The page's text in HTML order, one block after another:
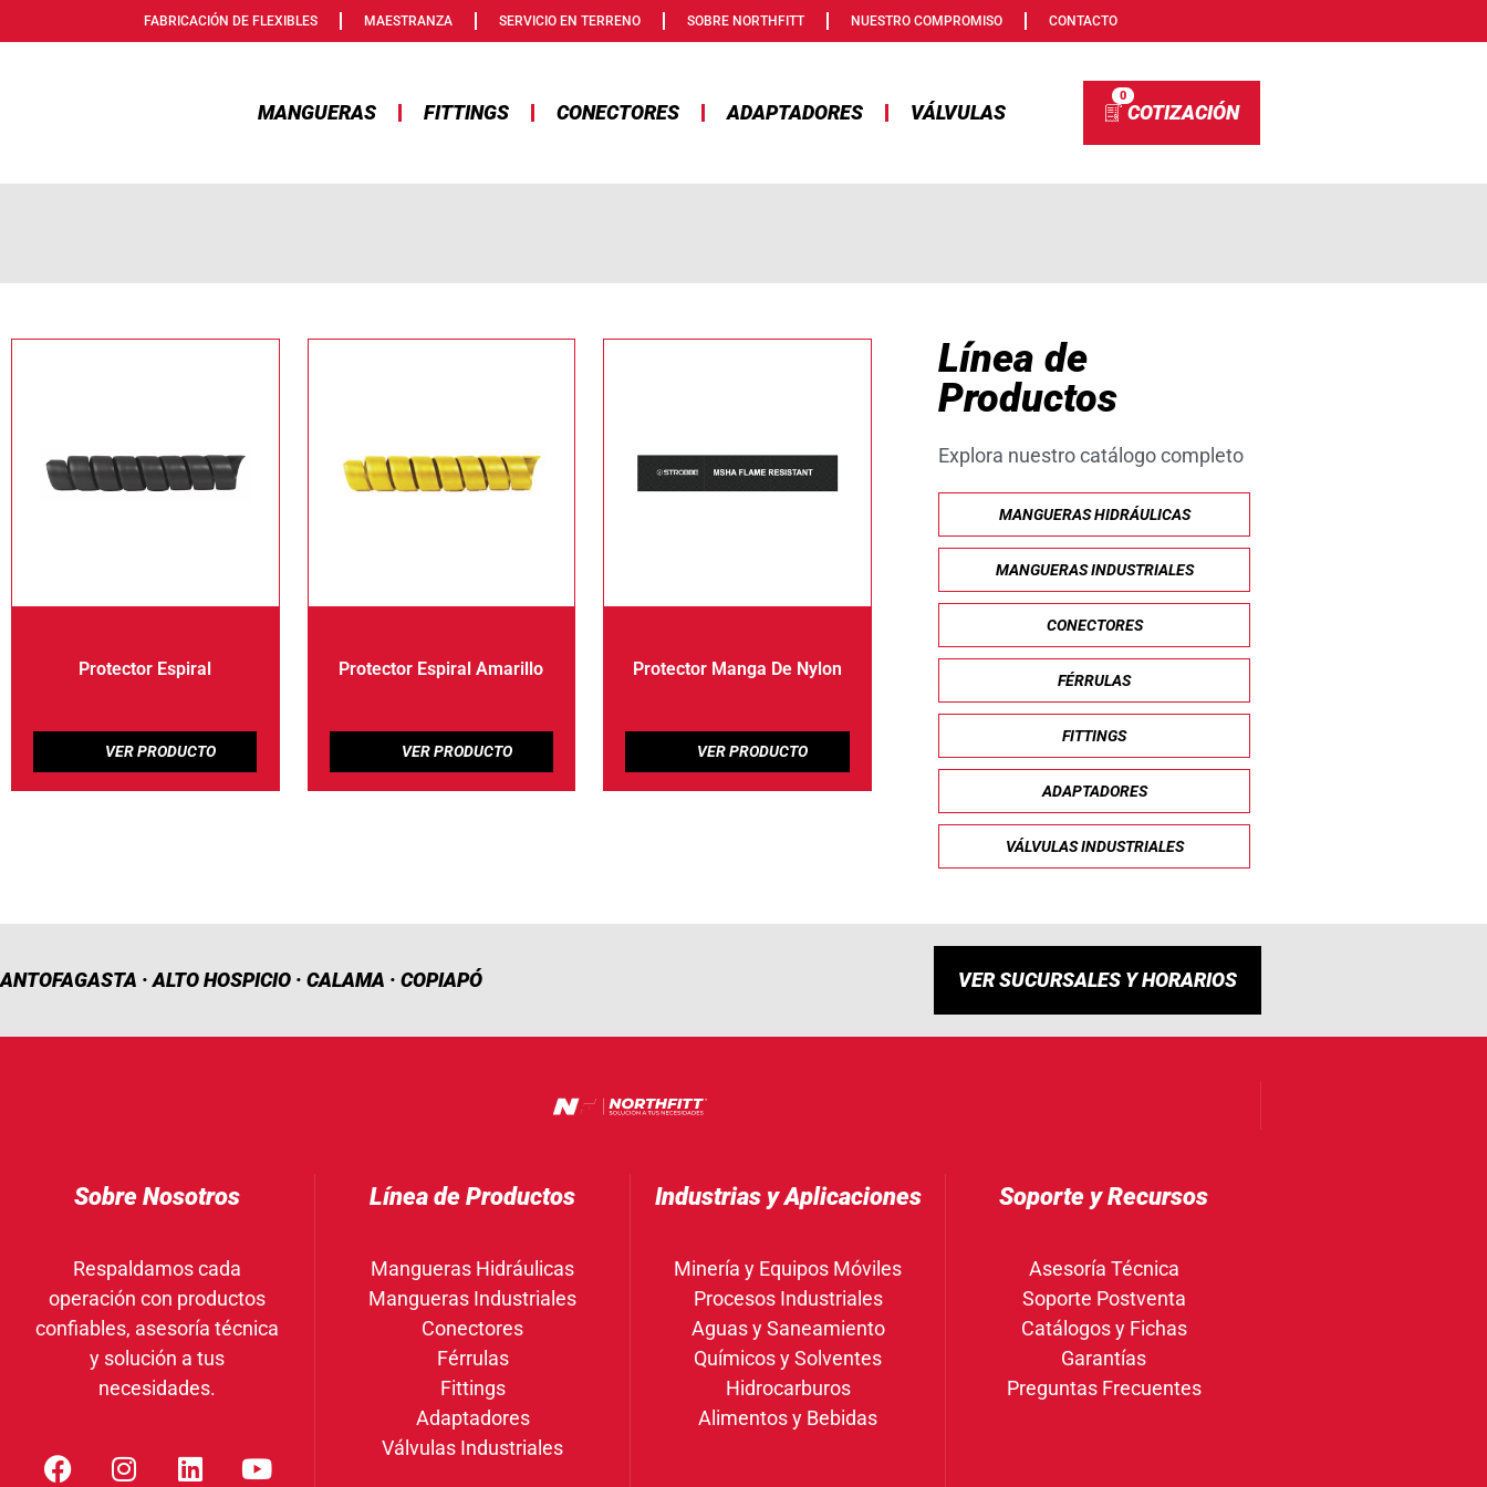
FABRICACIÓN DE FLEXIBLES MAESTRANZA SERVICIO EN TERRENO SOBRE NORTHFITT NUESTRO COMPROMISO CONTACTO
MANGUERAS FITTINGS CONECTORES ADAPTADORES VÁLVULAS
0
Protector Espiral Protector Espiral Amarillo Protector Manga De Nylon
Línea de
Productos
Explora nuestro catálogo completo
MANGUERAS HIDRÁULICAS
MANGUERAS INDUSTRIALES
CONECTORES
FÉRRULAS
FITTINGS
ADAPTADORES
VÁLVULAS INDUSTRIALES
ANTOFAGASTA · ALTO HOSPICIO · CALAMA · COPIAPÓ VER SUCURSALES Y HORARIOS
Sobre Nosotros
Respaldamos cada
operación con productos
confiables, asesoría técnica
y solución a tus
necesidades.
Línea de Productos
Mangueras Hidráulicas
Mangueras Industriales
Conectores
Férrulas
Fittings
Adaptadores
Válvulas Industriales
Industrias y Aplicaciones
Minería y Equipos Móviles
Procesos Industriales
Aguas y Saneamiento
Químicos y Solventes
Hidrocarburos
Alimentos y Bebidas
Soporte y Recursos
Asesoría Técnica
Soporte Postventa
Catálogos y Fichas
Garantías
Preguntas Frecuentes